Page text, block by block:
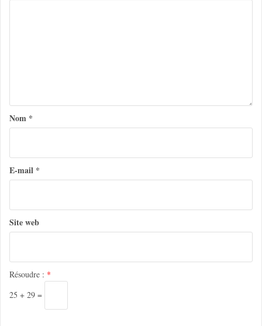
Nom *
E-mail *
Site web
Résoudre : *
25 + 29 =